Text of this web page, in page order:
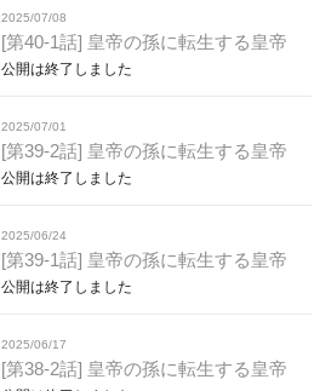
2025/07/08
[第40-1話] 皇帝の孫に転生する皇帝
公開は終了しました
2025/07/01
[第39-2話] 皇帝の孫に転生する皇帝
公開は終了しました
2025/06/24
[第39-1話] 皇帝の孫に転生する皇帝
公開は終了しました
2025/06/17
[第38-2話] 皇帝の孫に転生する皇帝